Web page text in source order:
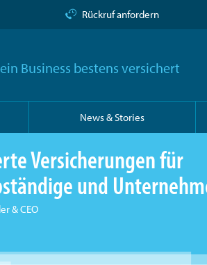
Rückruf anfordern
Business bestens versichert
News & Stories
Versicherungen für
und
& CEO